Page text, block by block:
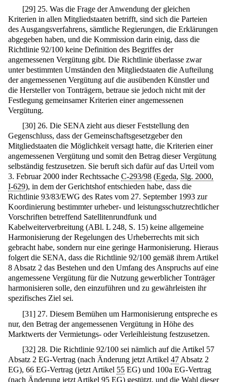
[29] 25. Was die Frage der Anwendung der gleichen
Kriterien in allen Mitgliedstaaten betrifft, sind sich die Parteien
des Ausgangsverfahrens, sämtliche Regierungen, die Erklärungen
abgegeben haben, und die Kommission darin einig, dass die
Richtlinie 92/100 keine Definition des Begriffes der
angemessenen Vergütung gibt. Die Richtlinie überlasse zwar
unter bestimmten Umständen den Mitgliedstaaten die Aufteilung
der angemessenen Vergütung auf die ausübenden Künstler und
die Hersteller von Tonträgern, betraue sie jedoch nicht mit der
Festlegung gemeinsamer Kriterien einer angemessenen
Vergütung.
[30] 26. Die SENA zieht aus dieser Feststellung den
Gegenschluss, dass der Gemeinschaftsgesetzgeber den
Mitgliedstaaten die Möglichkeit versagt hatte, die Kriterien einer
angemessenen Vergütung und somit den Betrag dieser Vergütung
selbständig festzusetzen. Sie beruft sich dafür auf das Urteil vom
3. Februar 2000 inder Rechtssache C-293/98 (Egeda, Slg. 2000,
I-629), in dem der Gerichtshof entschieden habe, dass die
Richtlinie 93/83/EWG des Rates vom 27. September 1993 zur
Koordinierung bestimmter urheber- und leistungsschutzrechtlicher
Vorschriften betreffend Satellitenrundfunk und
Kabelweiterverbreitung (ABl. L 248, S. 15) keine allgemeine
Harmonisierung der Regelungen des Urheberrechts mit sich
gebracht habe, sondern nur eine geringe Harmonisierung. Hieraus
folgert die SENA, dass die Richtlinie 92/100 gemäß ihrem Artikel
8 Absatz 2 das Bestehen und den Umfang des Anspruchs auf eine
angemessene Vergütung für die Nutzung gewerblicher Tonträger
harmonisieren solle, den einzuführen und zu gewährleisten ihr
spezifisches Ziel sei.
[31] 27. Diesem Bemühen um Harmonisierung entspreche es
nur, den Betrag der angemessenen Vergütung in Höhe des
Marktwerts der Vermietungs- oder Verleihleistung festzusetzen.
[32] 28. Die Richtlinie 92/100 sei nämlich auf die Artikel 57
Absatz 2 EG-Vertrag (nach Änderung jetzt Artikel 47Absatz 2
EG), 66 EG-Vertrag (jetzt Artikel 55 EG) und 100a EG-Vertrag
(nach Änderung jetzt Artikel 95 EG) gestützt, und die Wahl dieser